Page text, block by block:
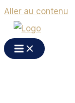
Aller au contenu